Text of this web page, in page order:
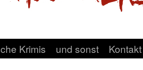
Krimis und sonst Kontakt